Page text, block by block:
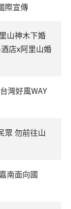
際宣傳
山神木下婚
店x阿里山婚
灣好風WAY
眾 勿前往山
南面向國